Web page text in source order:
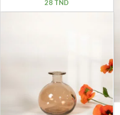
28 TND